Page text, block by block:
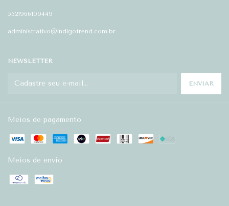
5521966109449
administrativo@indigotrend.com.br
NEWSLETTER
Meios de pagamento
Meios de envio